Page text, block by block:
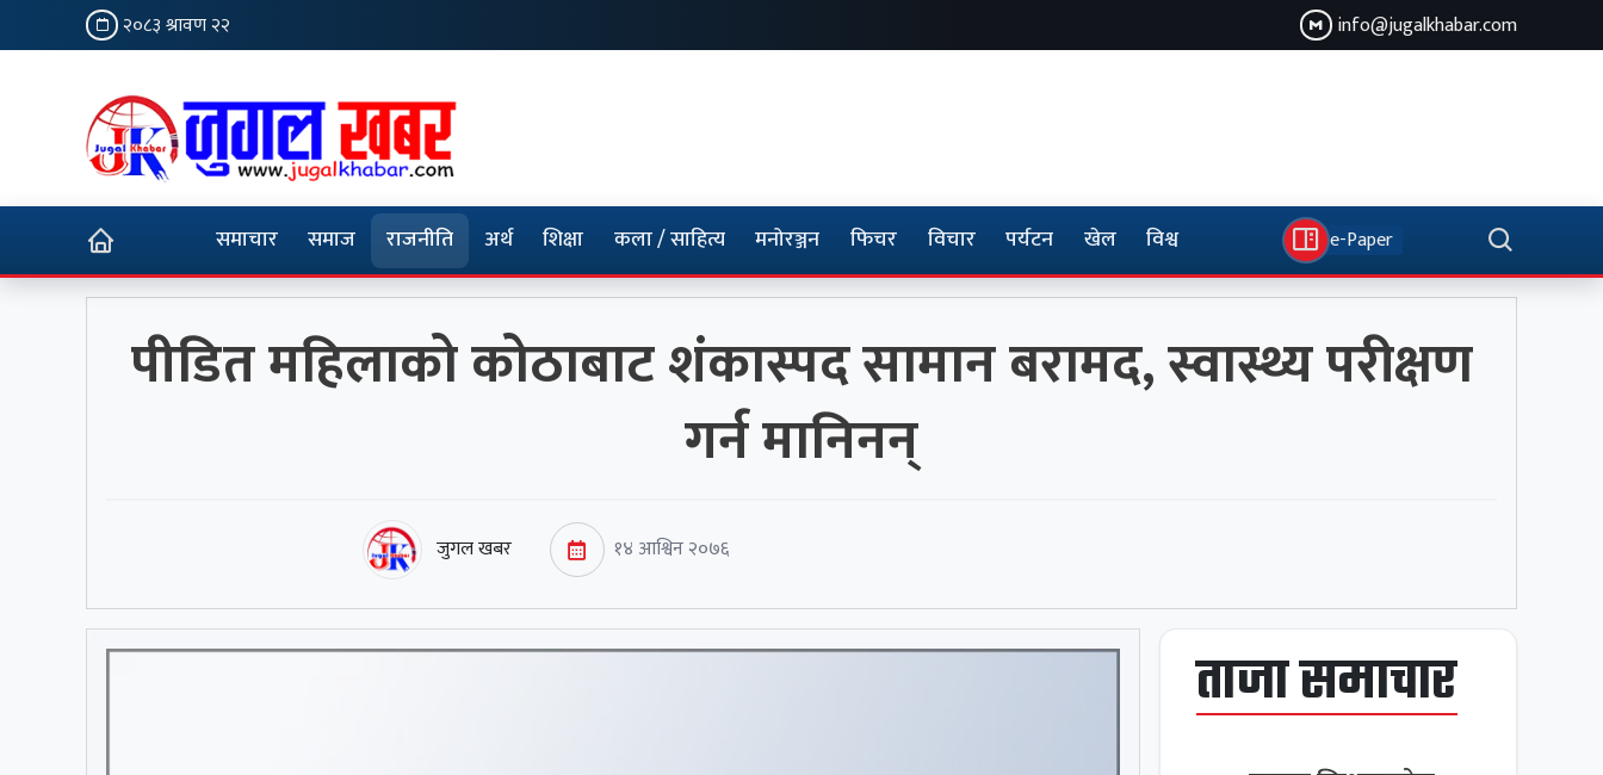
२०८३ श्रावण २२ info@jugalkhabar.com
समाचार समाज राजनीति अर्थ शिक्षा कला / साहित्य मनोरञ्जन फिचर विचार पर्यटन खेल विश्व e-Paper
पीडित महिलाको कोठाबाट शंकास्पद सामान बरामद, स्वास्थ्य परीक्षण
गर्न मानिनन्
जुगल खबर १४ आश्विन २०७६
ताजा समाचार